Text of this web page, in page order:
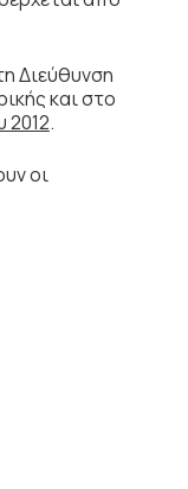
Διεύθυνση
και στο
2012.
οι